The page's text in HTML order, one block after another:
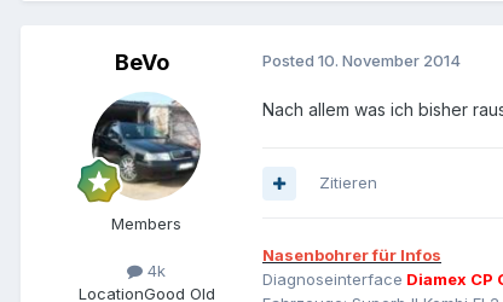
BeVo
Members
4k
LocationGood Old
Posted 10. November 2014
Nach allem was ich bisher
Zitieren
Nasenbohrer für Infos
Diagnoseinterface Diamex CP